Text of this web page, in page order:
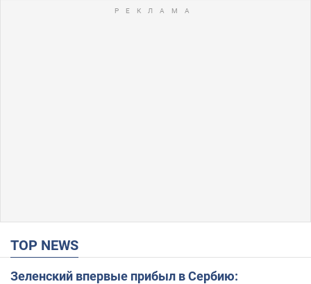
TOP NEWS
Зеленский впервые прибыл в Сербию: